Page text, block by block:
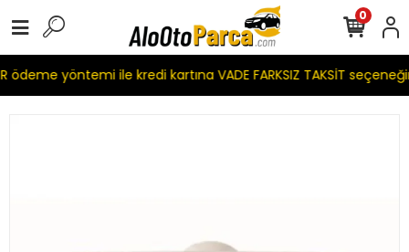
ödeme yöntemi ile kredi kartına VADE FARKSIZ TAKSİT
0